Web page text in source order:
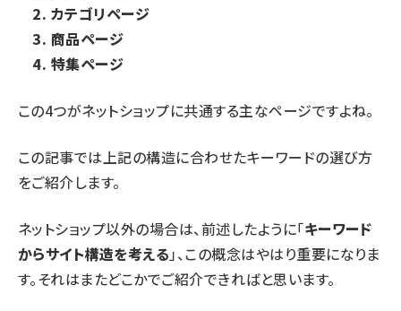
2. カテゴリページ
3. 商品ページ
4. 特集ページ
この4つがネットショップに共通する主なページですよね。
この記事では上記の構造に合わせたキーワードの選び方
をご紹介します。
ネットショップ以外の場合は、前述したように「キーワード
からサイト構造を考える」、この概念はやはり重要になりま
す。それはまたどこかでご紹介できればと思います。